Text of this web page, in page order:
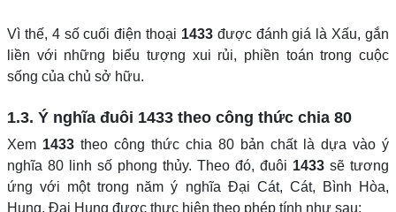
Vì thế, 4 số cuối điện thoại 1433được đánh giá là Xấu, gắn
liền với những biểu tượng xui rủi, phiền toán trong cuộc
sống của chủ sở hữu.
1.3. Ý nghĩa đuôi 1433 theo công thức chia 80
Xem 1433 theo công thức chia 80 bản chất là dựa vào ý
nghĩa 80 linh số phong thủy. Theo đó, đuôi 1433 sẽ tương
ứng với một trong năm ý nghĩa Đại Cát, Cát, Bình Hòa,
Hung, Đại Hung được thực hiện theo phép tính như sau: